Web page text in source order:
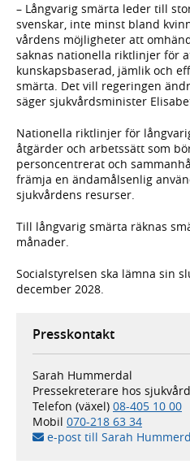
– Långvarig smärta leder till
svenskar, inte minst bland
vårdens möjligheter att
saknas nationella riktlinjer för
kunskapsbaserad, jämlik och
smärta. Det vill regeringen
säger sjukvårdsminister
Nationella riktlinjer för
åtgärder och arbetssätt som
personcentrerat och
främja en ändamålsenlig
sjukvårdens resurser.
Till långvarig smärta räknas
månader.
Socialstyrelsen ska lämna sin
december 2028.
Presskontakt
Sarah Hummerdal
Pressekreterare hos
Telefon (växel) 08-405 10 00
Mobil 070-218 63 34
e-post till Sarah